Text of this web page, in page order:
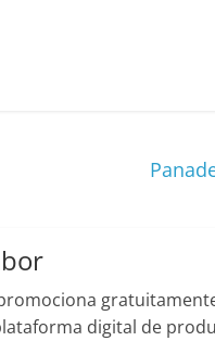
digital de